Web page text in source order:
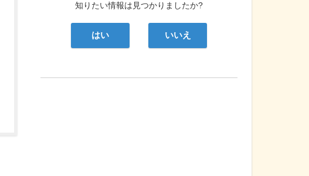
知りたい情報は見つかりましたか?
はい いいえ